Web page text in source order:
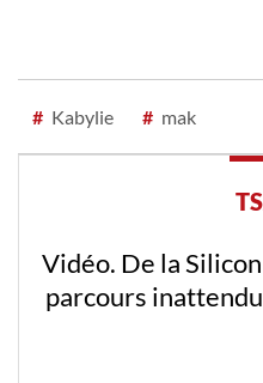
# Kabylie # mak
Vidéo. De la
parcours